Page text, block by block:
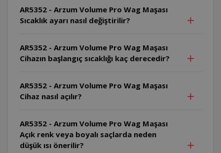
AR5352 - Arzum Volume Pro Wag Maşası
Sıcaklık ayarı nasıl değiştirilir?
AR5352 - Arzum Volume Pro Wag Maşası
Cihazın başlangıç sıcaklığı kaç derecedir?
AR5352 - Arzum Volume Pro Wag Maşası
Cihaz nasıl açılır?
AR5352 - Arzum Volume Pro Wag Maşası
Açık renk veya boyalı saçlarda neden
düşük ısı önerilir?